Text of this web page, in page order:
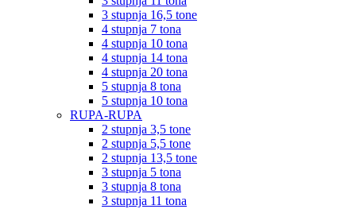
3 stupnja 16,5 tone
4 stupnja 7 tona
4 stupnja 10 tona
4 stupnja 14 tona
4 stupnja 20 tona
5 stupnja 8 tona
5 stupnja 10 tona
RUPA-RUPA
2 stupnja 3,5 tone
2 stupnja 5,5 tone
2 stupnja 13,5 tone
3 stupnja 5 tona
3 stupnja 8 tona
3 stupnja 11 tona